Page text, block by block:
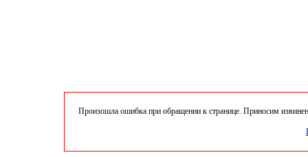
Произошла ошибка при обращении к странице. Приносим